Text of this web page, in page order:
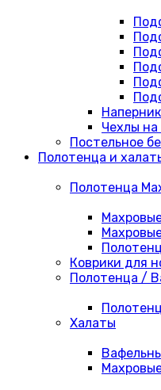
Чехлы
Постельное
Полотенца и
Полотенца
Коврики для
Полотенца /
Халаты